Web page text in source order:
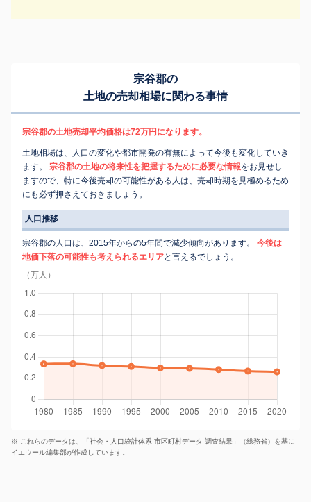
宗谷郡の
土地の売却相場に関わる事情
宗谷郡の土地売却平均価格は72万円になります。
土地相場は、人口の変化や都市開発の有無によって今後も変化していき
ます。
宗谷郡の土地の将来性を把握するために必要な情報をお見せし
ますので、特に今後売却の可能性がある人は、売却時期を見極めるため
にも必ず押さえておきましょう。
人口推移
宗谷郡の人口は、2015年からの5年間で減少傾向があります。
今後は
地価下落の可能性も考えられるエリアと言えるでしょう。
（万人）
※ これらのデータは、「社会・人口統計体系 市区町村データ 調査結果」（総務省）を基に
イエウール編集部が作成しています。